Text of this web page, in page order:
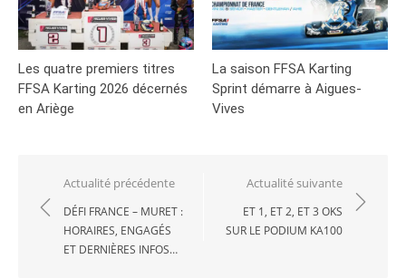
Les quatre premiers titres
FFSA Karting 2026 décernés
en Ariège
La saison FFSA Karting
Sprint démarre à Aigues-
Vives
Navigation
de
l’article
Actualité précédente
DÉFI FRANCE – MURET :
HORAIRES, ENGAGÉS
ET DERNIÈRES INFOS…
Actualité suivante
ET 1, ET 2, ET 3 OKS
SUR LE PODIUM KA100